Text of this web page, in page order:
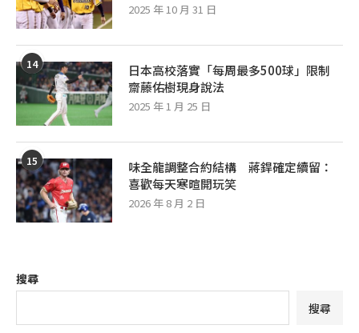
2025 年 10 月 31 日
14
日本高校落實「每周最多500球」限制
齋藤佑樹現身說法
2025 年 1 月 25 日
15
味全龍調整合約結構 蔣銲確定續留：
喜歡每天寒暄開玩笑
2026 年 8 月 2 日
搜尋
搜尋